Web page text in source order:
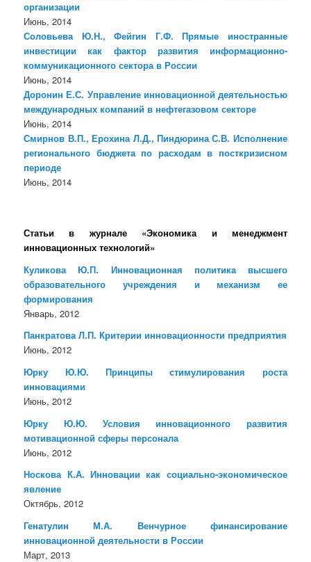
организации
Июнь, 2014
Соловьева Ю.Н., Фейгин Г.Ф. Прямые иностранные
инвестиции как фактор развития информационно-
коммуникационного сектора в России
Июнь, 2014
Доронин Е.С. Управление инновационной деятельностью
международных компаний в нефтегазовом секторе
Июнь, 2014
Смирнов В.П., Ерохина Л.Д., Пиндюрина С.В. Исполнение
регионального бюджета по расходам в посткризисном
периоде
Июнь, 2014
Статьи в журнале «Экономика и менеджмент
инновационных технологий»
Куликова Ю.П. Инновационная политика высшего
образовательного учреждения и механизм ее
формирования
Январь, 2012
Панкратова Л.П. Критерии инновационности предприятия
Июнь, 2012
Юрку Ю.Ю. Принципы стимулирования роста
инновациями
Июнь, 2012
Юрку Ю.Ю. Условия инновационного развития
мотивационной сферы персонала
Июнь, 2012
Носкова К.А. Инновации как социально-экономическое
явление
Октябрь, 2012
Генатулин М.А. Венчурное финансирование
инновационной деятельности в России
Март, 2013